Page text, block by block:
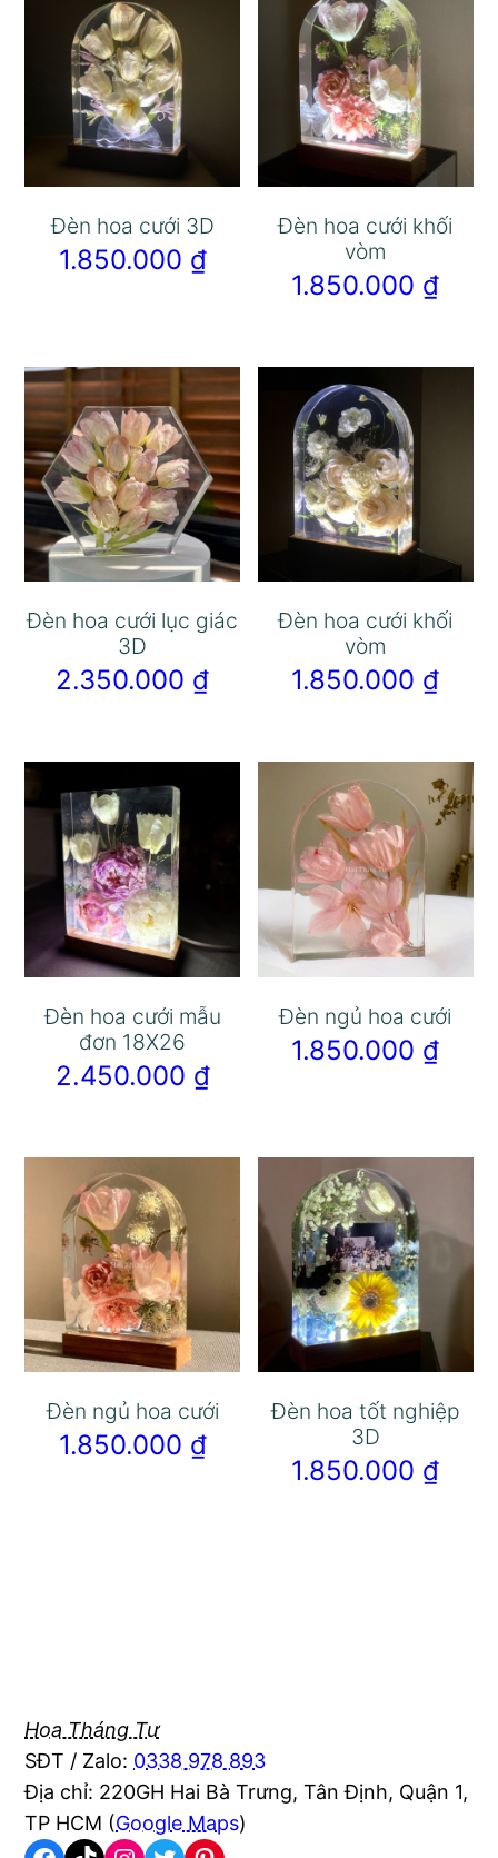
Đèn hoa cưới 3D
1.850.000 ₫
Đèn hoa cưới khối
vòm
1.850.000 ₫
Đèn hoa cưới lục giác
3D
2.350.000 ₫
Đèn hoa cưới khối
vòm
1.850.000 ₫
Đèn hoa cưới mẫu
đơn 18X26
2.450.000 ₫
Đèn ngủ hoa cưới
1.850.000 ₫
Đèn ngủ hoa cưới
1.850.000 ₫
Đèn hoa tốt nghiệp
3D
1.850.000 ₫
Hoa Tháng Tư
SĐT / Zalo: 0338 978 893
Địa chỉ: 220GH Hai Bà Trưng, Tân Định, Quận 1,
TP HCM (Google Maps)